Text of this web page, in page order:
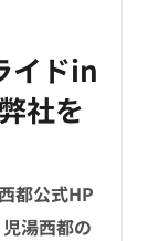
イドin
社を
都公式HP
湯西都の